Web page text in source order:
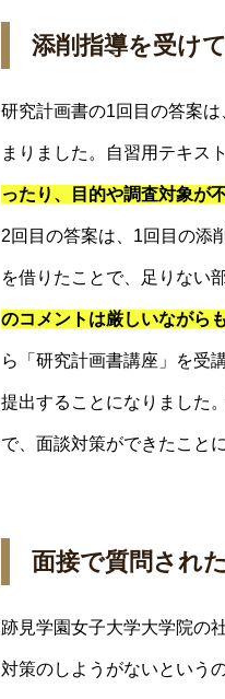
添削指導を受け
研究計画書の1回目の答案
まりました。自習用テキス
ったり、目的や調査対象が
2回目の答案は、1回目の添
を借りたことで、足りない
のコメントは厳しいながら
ら「研究計画書講座」を受
提出することになりました
で、面談対策ができたこと
面接で質問され
跡見学園女子大学大学院の
対策のしようがないという